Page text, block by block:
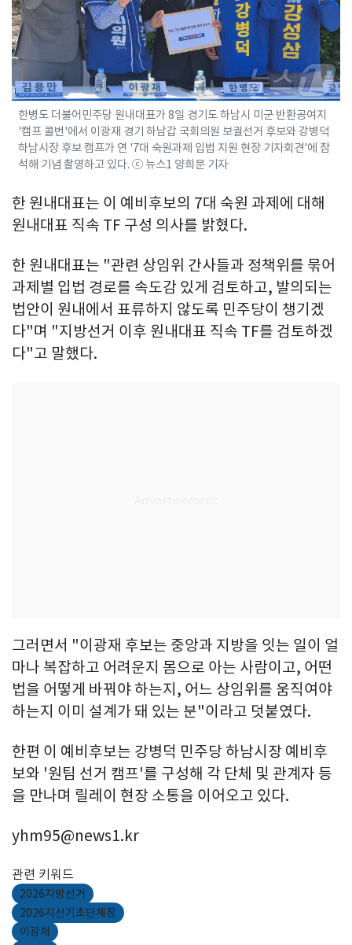
한병도 더불어민주당 원내대표가 8일 경기도 하남시 미군 반환공여지
'캠프 콜번'에서 이광재 경기 하남갑 국회의원 보궐선거 후보와 강병덕
하남시장 후보 캠프가 연 '7대 숙원과제 입법 지원 현장 기자회견'에 참
석해 기념 촬영하고 있다. ⓒ 뉴스1 양희문 기자
한 원내대표는 이 예비후보의 7대 숙원 과제에 대해
원내대표 직속 TF 구성 의사를 밝혔다.
한 원내대표는 "관련 상임위 간사들과 정책위를 묶어
과제별 입법 경로를 속도감 있게 검토하고, 발의되는
법안이 원내에서 표류하지 않도록 민주당이 챙기겠
다"며 "지방선거 이후 원내대표 직속 TF를 검토하겠
다"고 말했다.
그러면서 "이광재 후보는 중앙과 지방을 잇는 일이 얼
마나 복잡하고 어려운지 몸으로 아는 사람이고, 어떤
법을 어떻게 바꿔야 하는지, 어느 상임위를 움직여야
하는지 이미 설계가 돼 있는 분"이라고 덧붙였다.
한편 이 예비후보는 강병덕 민주당 하남시장 예비후
보와 '원팀 선거 캠프'를 구성해 각 단체 및 관계자 등
을 만나며 릴레이 현장 소통을 이어오고 있다.
yhm95@news1.kr
관련 키워드
2026지방선거
2026지선기초단체장
이광재